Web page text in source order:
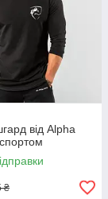
від Alpha
₴